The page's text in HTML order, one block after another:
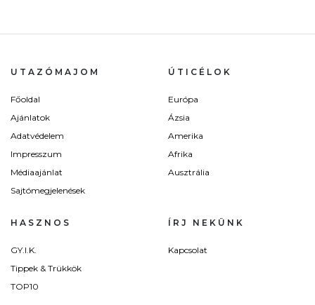
UTAZÓMAJOM
Főoldal
Ajánlatok
Adatvédelem
Impresszum
Médiaajánlat
Sajtómegjelenések
ÚTICÉLOK
Európa
Ázsia
Amerika
Afrika
Ausztrália
HASZNOS
GY.I.K.
Tippek & Trükkök
TOP10
ÍRJ NEKÜNK
Kapcsolat